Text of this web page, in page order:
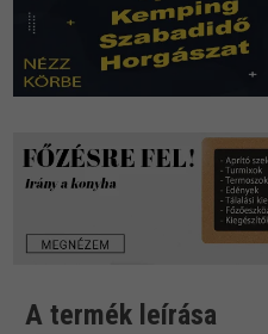
A termék leírása